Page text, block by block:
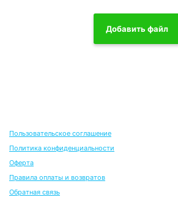
Добавить файл
Пользовательское соглашение
Политика конфиденциальности
Оферта
Правила оплаты и возвратов
Обратная связь